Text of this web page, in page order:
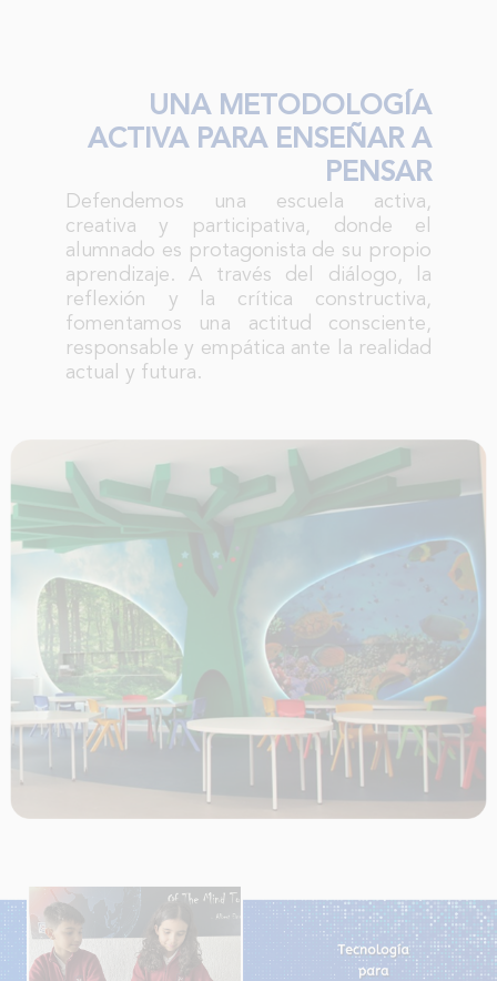
UNA METODOLOGÍA
ACTIVA PARA ENSEÑAR A
PENSAR
Defendemos una escuela activa,
creativa y participativa, donde el
alumnado es protagonista de su propio
aprendizaje. A través del diálogo, la
reflexión y la crítica constructiva,
fomentamos una actitud consciente,
responsable y empática ante la realidad
actual y futura.